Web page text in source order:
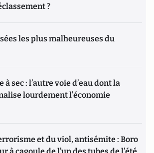
?
les plus malheureuses du
à sec : l’autre voie d’eau dont la
lourdement l’économie
et du viol, antisémite : Boro